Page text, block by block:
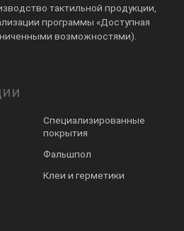
тактильной продукции,
программы «Доступная
возможностями).
Специализированные
покрытия
Фальшпол
Клеи и герметики